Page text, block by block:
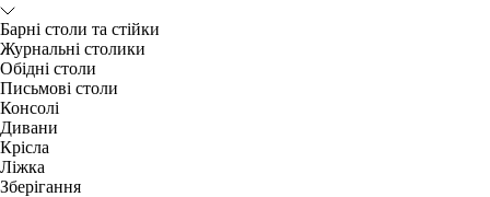
Барні столи та стійки
Журнальні столики
Обідні столи
Письмові столи
Консолі
Дивани
Крісла
Ліжка
Зберігання